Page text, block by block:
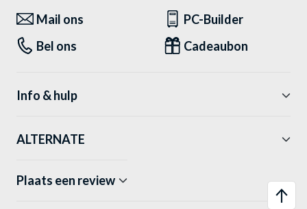
Mail ons
PC-Builder
Bel ons
Cadeaubon
Info & hulp
ALTERNATE
Plaats een review